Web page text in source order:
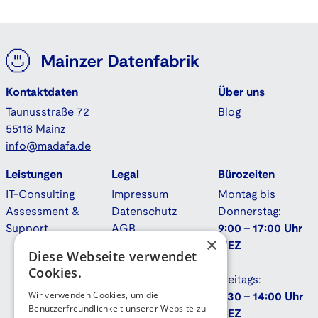
Kontaktdaten
Taunusstraße 72
55118 Mainz
info@madafa.de
Über uns
Blog
Leistungen
IT-Consulting
Assessment &
Support
Legal
Impressum
Datenschutz
AGB
Bürozeiten
Montag bis
Donnerstag:
9:00 - 17:00 Uhr
MEZ
Freitags:
9:30 - 14:00 Uhr
MEZ
×
Diese Webseite verwendet
Cookies.
Wir verwenden Cookies, um die
Benutzerfreundlichkeit unserer Website zu